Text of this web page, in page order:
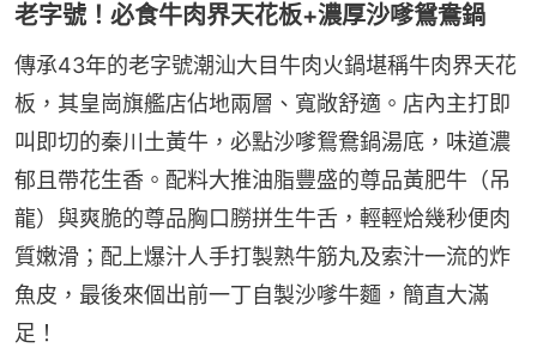
老字號！必食牛肉界天花板+濃厚沙嗲鴛鴦鍋
傳承43年的老字號潮汕大目牛肉火鍋堪稱牛肉界天花
板，其皇崗旗艦店佔地兩層、寬敞舒適。店內主打即
叫即切的秦川土黃牛，必點沙嗲鴛鴦鍋湯底，味道濃
郁且帶花生香。配料大推油脂豐盛的尊品黃肥牛（吊
龍）與爽脆的尊品胸口朥拼生牛舌，輕輕烚幾秒便肉
質嫩滑；配上爆汁人手打製熟牛筋丸及索汁一流的炸
魚皮，最後來個出前一丁自製沙嗲牛麵，簡直大滿
足！